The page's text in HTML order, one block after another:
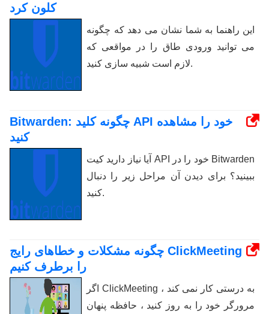
کلون کرد
این راهنما به شما نشان می دهد که چگونه
می توانید ورودی طاق را در مواقعی که
لازم است شبیه سازی کنید.
Bitwarden: چگونه کلید API خود را مشاهده
کنید
آیا نیاز دارید کیت API خود را در Bitwarden
ببینید؟ برای دیدن آن مراحل زیر را دنبال
کنید.
چگونه مشکلات و خطاهای رایج ClickMeeting
را برطرف کنیم
اگر ClickMeeting به درستی کار نمی کند ،
مرورگر خود را به روز کنید ، حافظه پنهان